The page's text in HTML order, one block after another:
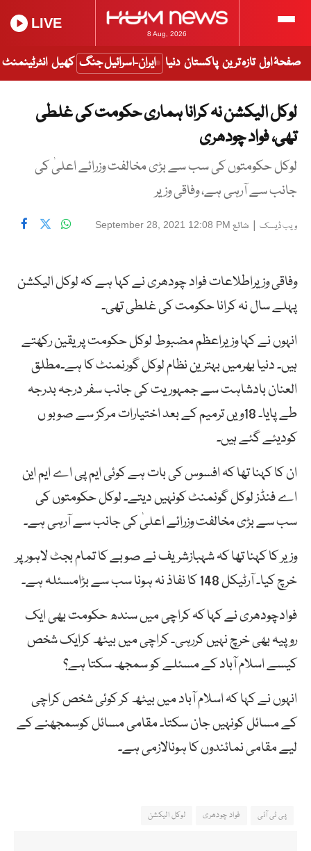
8 Aug, 2026
LIVE
صفحۂ اول تازہ ترین پاکستان دنیا ایران-اسرائیل جنگ کھیل انٹرٹینمنٹ
لوکل الیکشن نہ کرانا ہماری حکومت کی غلطی
تھی، فواد چودھری
لوکل حکومتوں کی سب سے بڑی مخالفت وزرائے اعلیٰ کی
جانب سے آرہی ہے، وفاقی وزیر
ویب ڈیسک | شائع September 28, 2021 12:08 PM
وفاقی وزیراطلاعات فواد چودھری نے کہا ہے کہ لوکل الیکشن
پہلے سال نہ کرانا حکومت کی غلطی تھی۔
انہوں نے کہا وزیراعظم مضبوط لوکل حکومت پر یقین رکھتے
ہیں۔ دنیا بھرمیں بہترین نظام لوکل گورنمنٹ کا ہے۔مطلق
العنان بادشاہت سے جمہوریت کی جانب سفر درجہ بدرجہ
طے پایا۔ 18ویں ترمیم کے بعد اختیارات مرکز سے صوبو ں
کودیئے گئے ہیں۔
ان کا کہنا تھا کہ افسوس کی بات ہے کوئی ایم پی اے ایم این
اے فنڈز لوکل گونمنٹ کونہیں دیتے۔ لوکل حکومتوں کی
سب سے بڑی مخالفت وزرائے اعلیٰ کی جانب سے آرہی ہے۔
وزیر کا کہنا تھا کہ شہبازشریف نے صوبے کا تمام بجٹ لاہور پر
خرچ کیا۔ آرٹیکل 148 کا نفاذ نہ ہونا سب سے بڑامسئلہ ہے۔
فوادچودھری نے کہا کہ کراچی میں سندھ حکومت بھی ایک
روپیہ بھی خرچ نہیں کررہی۔ کراچی میں بیٹھ کرایک شخص
کیسے اسلام آباد کے مسئلے کو سمجھ سکتا ہے؟
انہوں نے کہا کہ اسلام آباد میں بیٹھ کر کوئی شخص کراچی
کے مسائل کونہیں جان سکتا۔ مقامی مسائل کوسمجھنے کے
لیے مقامی نمائندوں کا ہونالازمی ہے۔
پی ٹی آئی فواد چودھری لوکل الیکشن